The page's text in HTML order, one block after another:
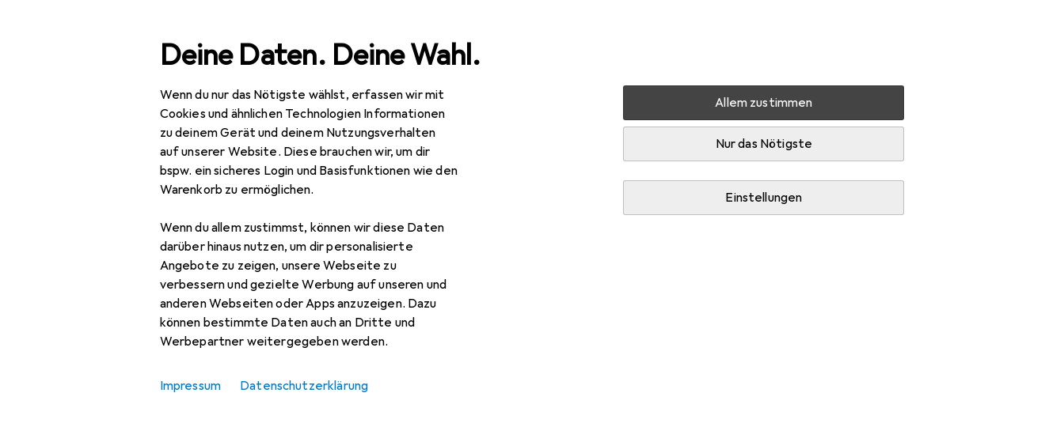
Deine Daten. Deine Wahl.
Wenn du nur das Nötigste wählst, erfassen wir mit
Cookies und ähnlichen Technologien Informationen
zu deinem Gerät und deinem Nutzungsverhalten
auf unserer Website. Diese brauchen wir, um dir
bspw. ein sicheres Login und Basisfunktionen wie den
Warenkorb zu ermöglichen.
Wenn du allem zustimmst, können wir diese Daten
darüber hinaus nutzen, um dir personalisierte
Angebote zu zeigen, unsere Webseite zu
verbessern und gezielte Werbung auf unseren und
anderen Webseiten oder Apps anzuzeigen. Dazu
können bestimmte Daten auch an Dritte und
Werbepartner weitergegeben werden.
Allem zustimmen
Nur das Nötigste
Einstellungen
Impressum Datenschutzerklärung
Navigation nach Kategorien Gesamtsortiment Büro + Schreibwaren Kükensommer Zubehör
Deutsch, Anna Woltz, Bettina Bach, Eva Schweikart, 2020
Zubehör für Kükensommer
Hier findest du passendes Zubehör zum Produkt Kükensommer aus den Kategorien Buchfolie und Schreibtisch Accessoire.